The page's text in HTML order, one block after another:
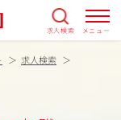
求人検索 メニュー
求人検索